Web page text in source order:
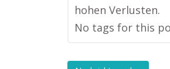
hohen Verlusten.
No tags for this